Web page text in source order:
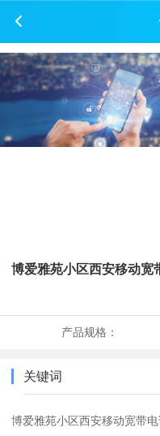
博爱雅苑小区西安移动宽
产品规格：
关键词
博爱雅苑小区西安移动宽带